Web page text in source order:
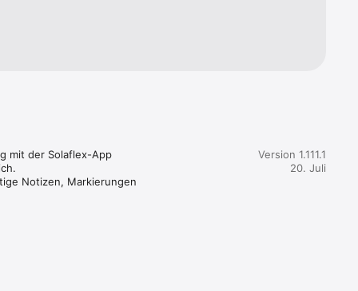
sind
mit der Solaflex-App
Notizen, Markierungen
Version 1.111.1
20. Juli